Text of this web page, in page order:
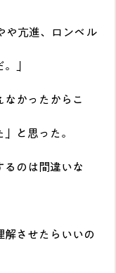
や亢進、ロンベル
」
なかったからこ
た」と思った。
るのは間違いな
解させたらいいの